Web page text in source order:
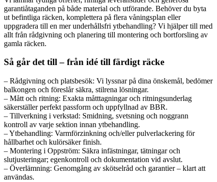
garantiåtaganden på både material och utförande. Behöver du byta
ut befintliga räcken, komplettera på flera våningsplan eller
uppgradera till en mer underhållsfri ytbehandling? Vi hjälper till med
allt från rådgivning och planering till montering och bortforsling av
gamla räcken.
Så går det till – från idé till färdigt räcke
– Rådgivning och platsbesök: Vi lyssnar på dina önskemål, bedömer
balkongen och föreslår säkra, stilrena lösningar.
– Mått och ritning: Exakta måtttagningar och ritningsunderlag
säkerställer perfekt passform och uppfyllnad av BBR.
– Tillverkning i verkstad: Smidning, svetsning och noggrann
kontroll av varje sektion innan ytbehandling.
– Ytbehandling: Varmförzinkning och/eller pulverlackering för
hållbarhet och kulörsäker finish.
– Montering i Oppström: Säkra infästningar, tätningar och
slutjusteringar; egenkontroll och dokumentation vid avslut.
– Överlämning: Genomgång av skötselråd och garantier – klart att
användas.